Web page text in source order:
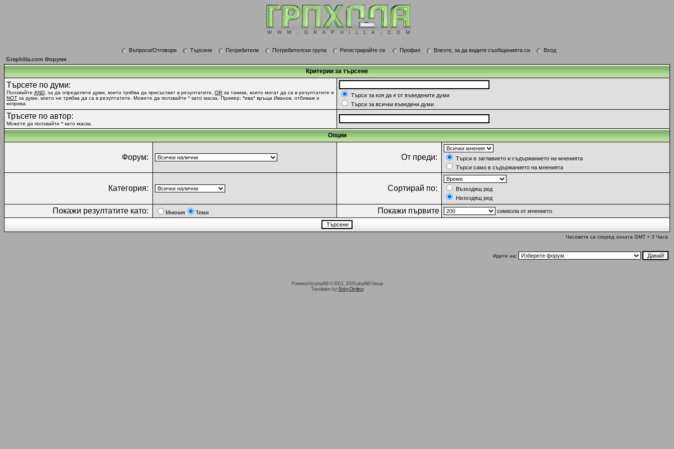
Въпроси/Отговори Търсене Потребители Потребителски групи Регистрирайте се Профил Влезте, за да видите съобщенията си
Вход
Graphilla.com Форуми
Критерии за търсене
Търсете по думи:
Ползвайте AND , за да определите думи, които трябва да присъстват в резултатите, OR за такива, които могат да са в резултатите и
NOT за думи, които не трябва да са в резултатите. Можете да ползвайте * като маска. Пример: *ива* връща Иванов, отбивам и
коприва.
Търси за коя да е от въведените думи
Търси за всички въведени думи
Тръсете по автор:
Можете да ползвайте * като маска.
Опции
Форум: От преди:
Търси в заглавието и съдържанието на мненията
Търси само в съдържанието на мненията
Категория: Сортирай по:
Възходящ ред
Низходящ ред
Покажи резултатите като: Мнения Теми Покажи първите символа от мнението
Часовете са според зоната GMT + 3 Часа
Идете на:
Powered byphpBB© 2001, 2005 phpBB Group
Translation by:Boby Dimitrov